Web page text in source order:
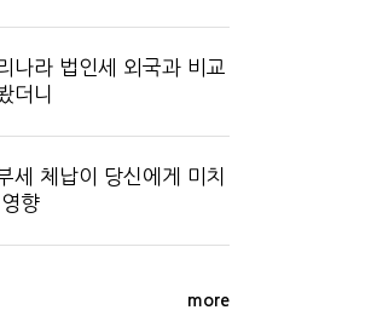
나라 법인세 외국과 비교
더니
세 체납이 당신에게 미치
향
more